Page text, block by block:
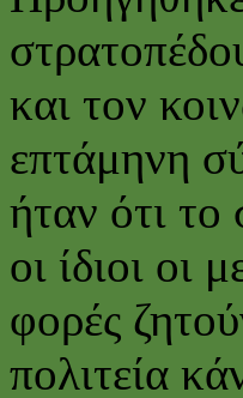
και τον
επτάμηνη
ήταν ότι το
οι ίδιοι οι
φορές
πολιτεία